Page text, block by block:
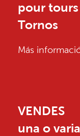
pour
Tornos
Más
VENDES
una o